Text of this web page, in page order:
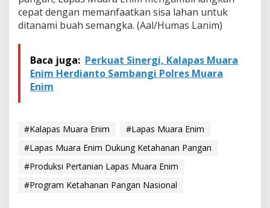
cepat dengan memanfaatkan sisa lahan untuk
ditanami buah semangka. (Aal/Humas Lanim)
Baca juga: Perkuat Sinergi, Kalapas Muara
Enim Herdianto Sambangi Polres Muara
Enim
#Kalapas Muara Enim
#Lapas Muara Enim
#Lapas Muara Enim Dukung Ketahanan Pangan
#Produksi Pertanian Lapas Muara Enim
#Program Ketahanan Pangan Nasional